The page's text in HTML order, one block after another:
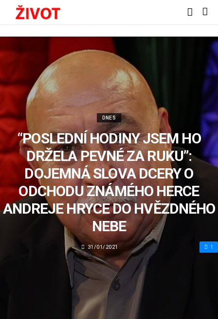
DNES
“POSLEDNÍ HODINY JSEM HO
DRŽELA PEVNÉ ZA RUKU”:
DOJEMNÁ SLOVA DCERY O
ODCHODU ZNÁMÉHO HERCE
ANDREJE HRYCE DO HVĚZDNÉHO
NEBE
31/01/2021 1